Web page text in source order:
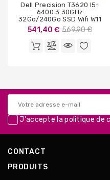
Dell Precision T3620 I5-
6400 3.30GHz
32Go/240Go SSD Wifi W11
541,40 € Prix
base
569,90 €
J'accepte lapolitique de
CONTACT
PRODUITS